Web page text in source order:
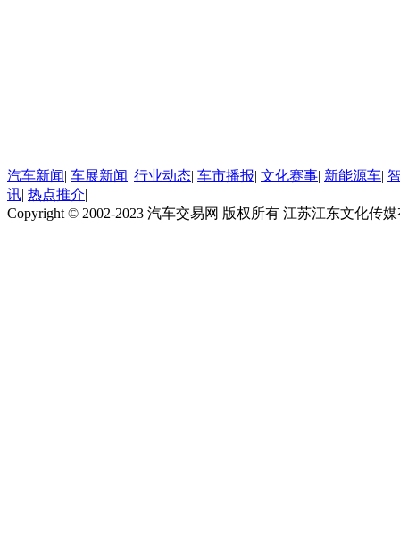
汽车新闻| 车展新闻| 行业动态| 车市播报| 文化赛事| 新能源车|
讯| 热点推介|
Copyright © 2002-2023 汽车交易网 版权所有 江苏江东文化传